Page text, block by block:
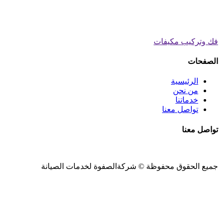
فك وتركيب مكيفات
الصفحات
الرئيسية
من نحن
خدماتنا
تواصل معنا
تواصل معنا
جميع الحقوق محفوظة © شركةالصفوة لخدمات الصيانة